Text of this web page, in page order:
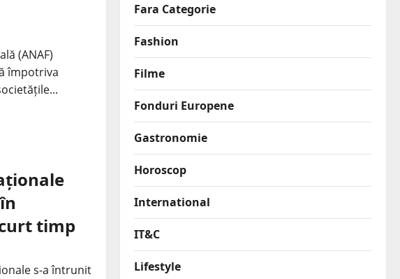
(ANAF)
împotriva
timp
s-a întrunit
Fara Categorie
Fashion
Filme
Fonduri Europene
Gastronomie
Horoscop
International
IT&C
Lifestyle